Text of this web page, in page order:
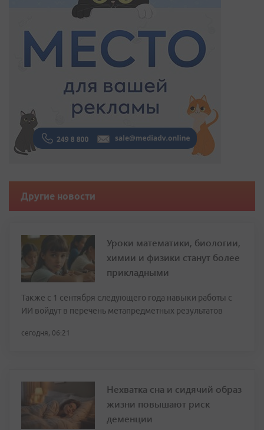
Другие новости
Уроки математики, биологии,
химии и физики станут более
прикладными
Также с 1 сентября следующего года навыки работы с
ИИ войдут в перечень метапредметных результатов
сегодня, 06:21
Нехватка сна и сидячий образ
жизни повышают риск
деменции